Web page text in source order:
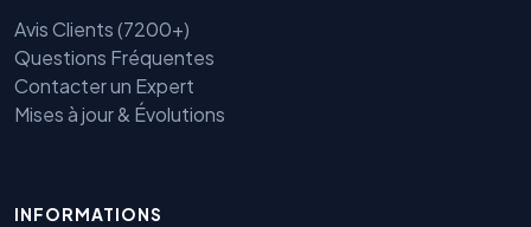
Avis Clients (7200+)
Questions Fréquentes
Contacter un Expert
Mises à jour & Évolutions
INFORMATIONS